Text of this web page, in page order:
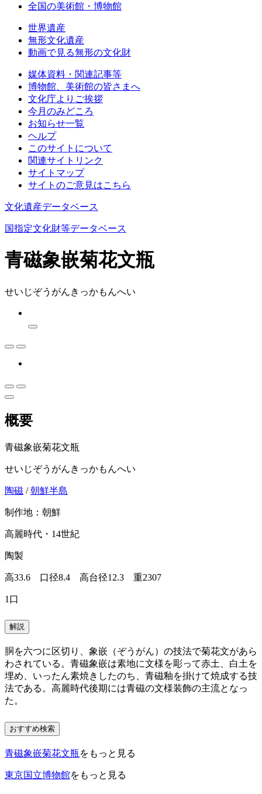
全国の美術館・博物館
世界遺産
無形文化遺産
動画で見る無形の文化財
媒体資料・関連記事等
博物館、美術館の皆さまへ
文化庁よりご挨拶
今月のみどころ
お知らせ一覧
ヘルプ
このサイトについて
関連サイトリンク
サイトマップ
サイトのご意見はこちら
文化遺産データベース
国指定文化財等データベース
青磁象嵌菊花文瓶
せいじぞうがんきっかもんへい
概要
青磁象嵌菊花文瓶
せいじぞうがんきっかもんへい
陶磁 /朝鮮半島
制作地：朝鮮
高麗時代・14世紀
陶製
高33.6 口径8.4 高台径12.3 重2307
1口
解説
胴を六つに区切り、象嵌（ぞうがん）の技法で菊花文があら
わされている。青磁象嵌は素地に文様を彫って赤土、白土を
埋め、いったん素焼きしたのち、青磁釉を掛けて焼成する技
法である。高麗時代後期には青磁の文様装飾の主流となっ
た。
おすすめ検索
青磁象嵌菊花文瓶をもっと見る
東京国立博物館をもっと見る